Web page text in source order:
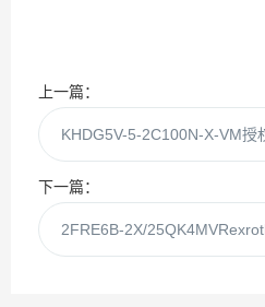
上一篇：
下一篇：